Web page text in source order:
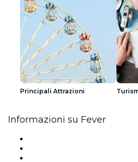
Principali Attrazioni
Informazioni su Fever